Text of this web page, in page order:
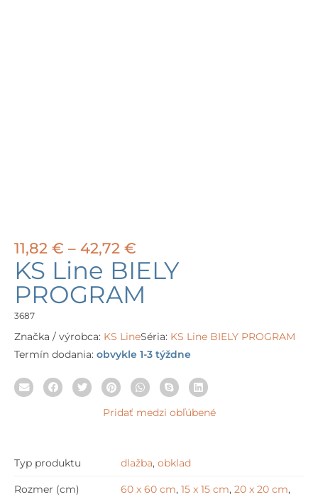
11,82 € – 42,72 €
range:
11,82 €
through
42,72 €
KS Line BIELY
PROGRAM
3687
Značka / výrobca: KS LineSéria: KS Line BIELY PROGRAM
Termín dodania: obvykle 1-3 týždne
Pridať medzi obľúbené
Typ produktu dlažba, obklad
Rozmer (cm) 60 x 60 cm, 15 x 15 cm, 20 x 20 cm,